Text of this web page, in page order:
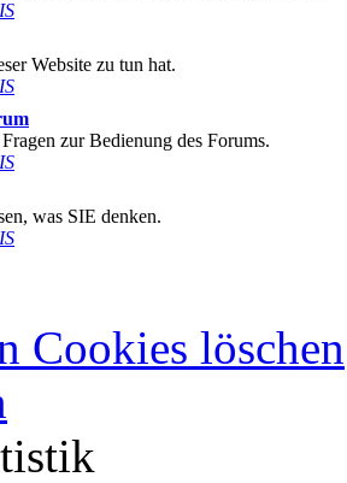
Website zu tun hat.
zur Bedienung des Forums.
was SIE denken.
Cookies löschen